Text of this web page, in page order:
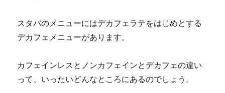
スタバのメニューにはデカフェラテをはじめとする
デカフェメニューがあります。
カフェインレスとノンカフェインとデカフェの違い
って、いったいどんなところにあるのでしょう。